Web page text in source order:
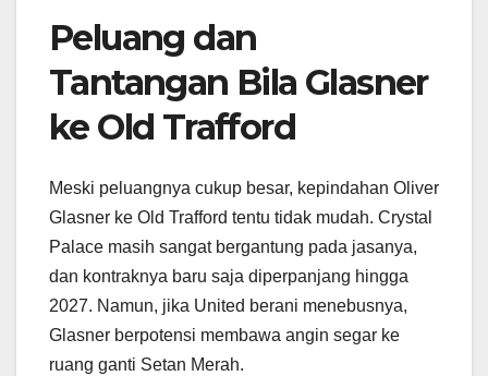
Peluang dan
Tantangan Bila Glasner
ke Old Trafford
Meski peluangnya cukup besar, kepindahan Oliver
Glasner ke Old Trafford tentu tidak mudah. Crystal
Palace masih sangat bergantung pada jasanya,
dan kontraknya baru saja diperpanjang hingga
2027. Namun, jika United berani menebusnya,
Glasner berpotensi membawa angin segar ke
ruang ganti Setan Merah.